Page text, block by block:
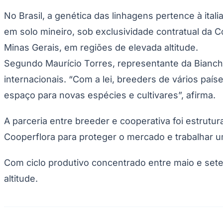
NBB
Competições de Futebol
Brasileirão Série A
Brasileirão Série B
Paulistão
Copa do Brasil
Sul-Americana
Premier League
La Liga
Bundesliga
Times - Ir direto
No Brasil, a genética das linhagens pertence à
em solo mineiro, sob exclusividade contratual da
Minas Gerais, em regiões de elevada altitude.
Segundo Maurício Torres, representante da
internacionais. “Com a lei, breeders de vários
espaço para novas espécies e cultivares”, afirma.
A parceria entre breeder e cooperativa foi
Cooperflora para proteger o mercado e trabalhar
Com ciclo produtivo concentrado entre maio e
altitude.